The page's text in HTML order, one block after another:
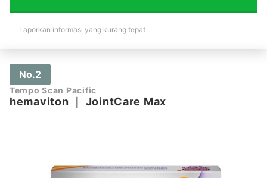
Laporkan informasi yang kurang tepat
No.2
Tempo Scan Pacific
hemaviton JointCare Max